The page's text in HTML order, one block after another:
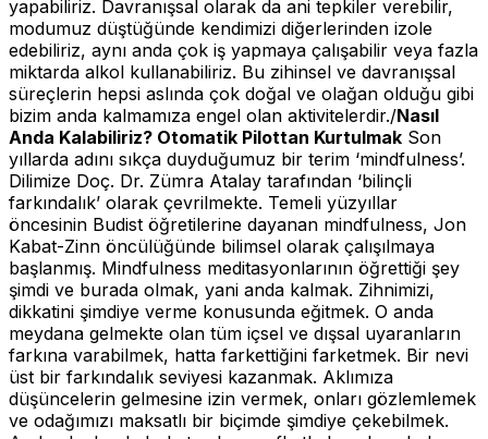
yapabiliriz. Davranışsal olarak da ani tepkiler verebilir,
modumuz düştüğünde kendimizi diğerlerinden izole
edebiliriz, aynı anda çok iş yapmaya çalışabilir veya fazla
miktarda alkol kullanabiliriz. Bu zihinsel ve davranışsal
süreçlerin hepsi aslında çok doğal ve olağan olduğu gibi
bizim anda kalmamıza engel olan aktivitelerdir./Nasıl
Anda Kalabiliriz? Otomatik Pilottan Kurtulmak Son
yıllarda adını sıkça duyduğumuz bir terim ‘mindfulness’.
Dilimize Doç. Dr. Zümra Atalay tarafından ‘bilinçli
farkındalık’ olarak çevrilmekte. Temeli yüzyıllar
öncesinin Budist öğretilerine dayanan mindfulness, Jon
Kabat-Zinn öncülüğünde bilimsel olarak çalışılmaya
başlanmış. Mindfulness meditasyonlarının öğrettiği şey
şimdi ve burada olmak, yani anda kalmak. Zihnimizi,
dikkatini şimdiye verme konusunda eğitmek. O anda
meydana gelmekte olan tüm içsel ve dışsal uyaranların
farkına varabilmek, hatta farkettiğini farketmek. Bir nevi
üst bir farkındalık seviyesi kazanmak. Aklımıza
düşüncelerin gelmesine izin vermek, onları gözlemlemek
ve odağımızı maksatlı bir biçimde şimdiye çekebilmek.